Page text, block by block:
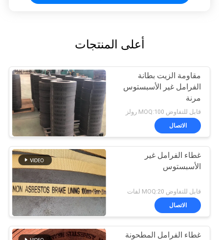
أعلى المنتجات
مقاومة الزيت بطانة
الفرامل غير الأسبستوس
مرنة
قابل للتفاوض MOQ:100 رولز
الاتصال
غطاء الفرامل غير
الأسبستوس
قابل للتفاوض MOQ:20 لفات
الاتصال
غطاء الفرامل المطحونة